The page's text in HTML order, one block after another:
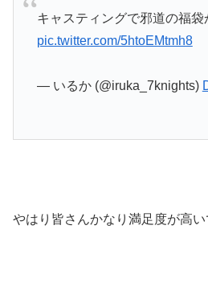
キャスティングで邪道の福袋
pic.twitter.com/5htoEMtmh8
— いるか (@iruka_7knights)
やはり皆さんかなり満足度が高い